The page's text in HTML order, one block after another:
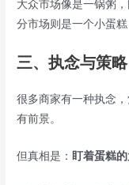
大众市场像是一锅粥
分市场则是一个小蛋
三、执念与策
很多商家有一种执念
有前景。
但真相是： 盯着蛋糕